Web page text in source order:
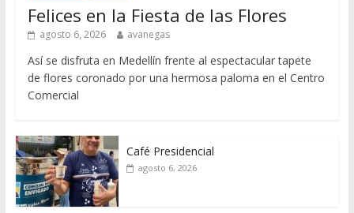
Felices en la Fiesta de las Flores
agosto 6, 2026 avanegas
Así se disfruta en Medellín frente al espectacular tapete
de flores coronado por una hermosa paloma en el Centro
Comercial
Café Presidencial
agosto 6, 2026